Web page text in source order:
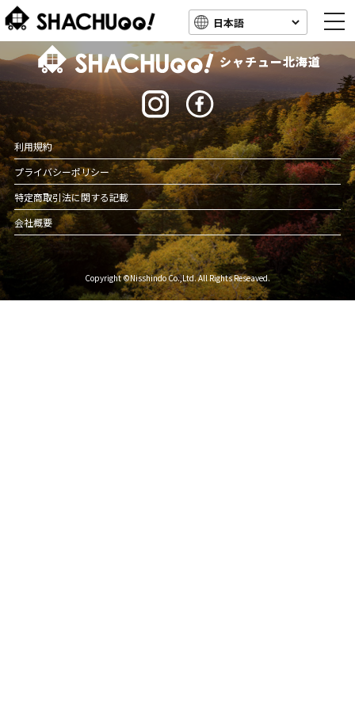
北海道キャンピングカー車中泊スポット情報
シャチュー北海道
利用規約
プライバシーポリシー
特定商取引法に関する記載
会社概要
Copyright ©Nisshindo Co.,Ltd. All Rights Reseaved.